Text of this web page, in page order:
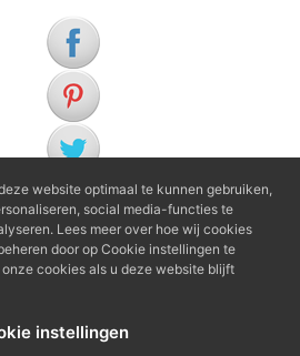
622 505
638 983 816
website optimaal te kunnen gebruiken,
social media-functies te
Lees meer over hoe wij cookies
door op Cookie instellingen te
cookies als u deze website blijft
instellingen